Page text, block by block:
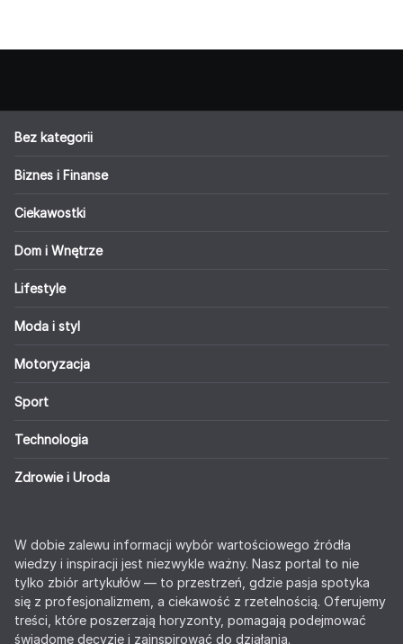
Bez kategorii
Biznes i Finanse
Ciekawostki
Dom i Wnętrze
Lifestyle
Moda i styl
Motoryzacja
Sport
Technologia
Zdrowie i Uroda
W dobie zalewu informacji wybór wartościowego źródła
wiedzy i inspiracji jest niezwykle ważny. Nasz portal to nie
tylko zbiór artykułów — to przestrzeń, gdzie pasja spotyka
się z profesjonalizmem, a ciekawość z rzetelnością. Oferujemy
treści, które poszerzają horyzonty, pomagają podejmować
świadome decyzje i zainspirować do działania.